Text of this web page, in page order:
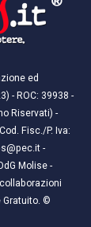
ed
- ROC: 39938 -
Riservati) -
Fisc./P. Iva:
-
Molise -
©